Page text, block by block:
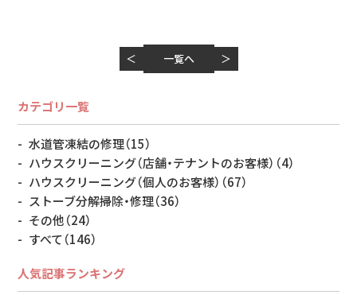
＜ 一覧へ ＞
カテゴリ一覧
すべて（146）
その他（24）
ストーブ分解掃除・修理（36）
ハウスクリーニング（個人のお客様） （67）
ハウスクリーニング（店舗・テナントのお客様） （4）
水道管凍結の修理（15）
人気記事ランキング